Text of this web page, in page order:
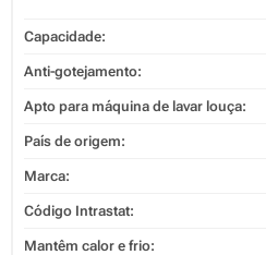
Capacidade:
Anti-gotejamento:
Apto para máquina de lavar louça:
País de origem:
Marca:
Código Intrastat:
Mantêm calor e frio: